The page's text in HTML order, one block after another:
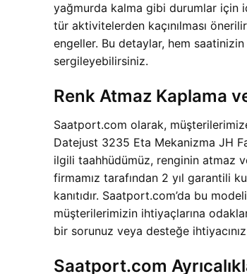
yağmurda kalma gibi durumlar için
tür aktivitelerden kaçınılması
engeller. Bu detaylar, hem saatinizin
sergileyebilirsiniz.
Renk Atmaz Kaplama
Saatport.com olarak,
Datejust 3235 Eta Mekanizma JH
ilgili taahhüdümüz, renginin atmaz
firmamız tarafından 2 yıl garantili
kanıtıdır. Saatport.com’da bu
müşterilerimizin ihtiyaçlarına
bir sorunuz veya desteğe
Saatport.com